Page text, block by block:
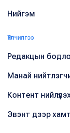
Нийгэм
Үйлчилгээ
Редакцын
Манай
Контент
Эвэнт дээр